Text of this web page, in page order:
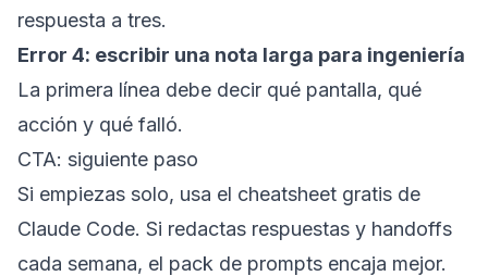
respuesta a tres.
Error 4: escribir una nota larga para ingeniería
La primera línea debe decir qué pantalla, qué
acción y qué falló.
CTA: siguiente paso
Si empiezas solo, usa el cheatsheet gratis de
Claude Code. Si redactas respuestas y handoffs
cada semana, el pack de prompts encaja mejor.